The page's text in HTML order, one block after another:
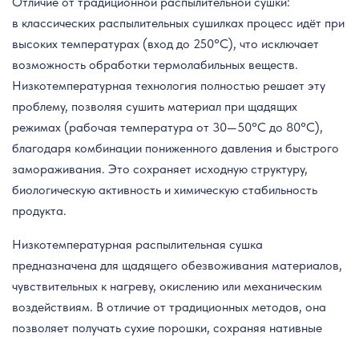
в классических распылительных сушилках процесс идёт при
высоких температурах (вход до 250°C), что исключает
возможность обработки термолабильных веществ.
Низкотемпературная технология полностью решает эту
проблему, позволяя сушить материал при щадящих
режимах (рабочая температура от 30—50°C до 80°C),
благодаря комбинации пониженного давления и быстрого
замораживания. Это сохраняет исходную структуру,
биологическую активность и химическую стабильность
продукта.
Низкотемпературная распылительная сушка
предназначена для щадящего обезвоживания материалов,
чувствительных к нагреву, окислению или механическим
воздействиям. В отличие от традиционных методов, она
позволяет получать сухие порошки, сохраняя нативные